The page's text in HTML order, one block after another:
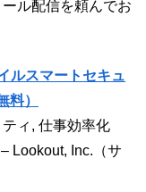
ル配信を頼んでお
ルスマートセキュ
料）
ィ, 仕事効率化
Lookout, Inc.（サ